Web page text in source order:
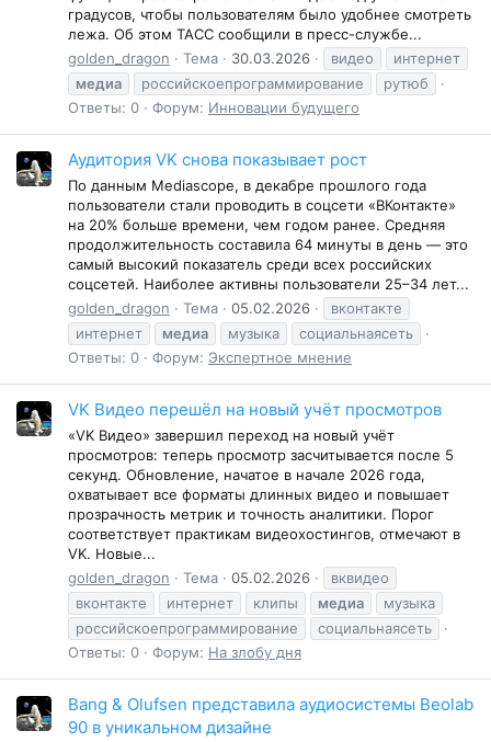
градусов, чтобы пользователям было удобнее смотреть
лежа. Об этом ТАСС сообщили в пресс-службе...
golden_dragon
Тема 30.03.2026 видео
интернет
медиа
российскоепрограммирование
рутюб
Ответы: 0
Форум: Инновации будущего
Аудитория VK снова показывает рост
По данным Mediascope, в декабре прошлого года
пользователи стали проводить в соцсети «ВКонтакте»
на 20% больше времени, чем годом ранее. Средняя
продолжительность составила 64 минуты в день — это
самый высокий показатель среди всех российских
соцсетей. Наиболее активны пользователи 25–34 лет...
golden_dragon
Тема 05.02.2026
вконтакте
интернет
медиа музыка
социальнаясеть
Ответы: 0
Форум: Экспертное мнение
VK Видео перешёл на новый учёт просмотров
«VK Видео» завершил переход на новый учёт
просмотров: теперь просмотр засчитывается после 5
секунд. Обновление, начатое в начале 2026 года,
охватывает все форматы длинных видео и повышает
прозрачность метрик и точность аналитики. Порог
соответствует практикам видеохостингов, отмечают в
VK. Новые...
golden_dragon
Тема 05.02.2026
вквидео
вконтакте
интернет клипы медиа
музыка
российскоепрограммирование
социальнаясеть
Ответы: 0
Форум: На злобу дня
Bang & Olufsen представила аудиосистемы Beolab
90 в уникальном дизайне